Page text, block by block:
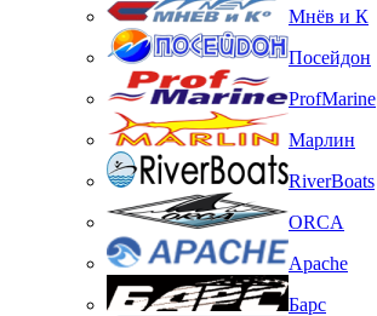
Мнёв и К
Посейдон
ProfMarine
Марлин
RiverBoats
ORCA
Apache
Барс